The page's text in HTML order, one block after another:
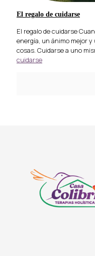
El regalo de cuidarse
El regalo de cuidarse
energía, un ánimo mejor
cosas. Cuidarse a uno
cuidarse